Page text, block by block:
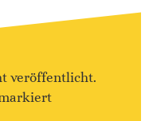
veröffentlicht.